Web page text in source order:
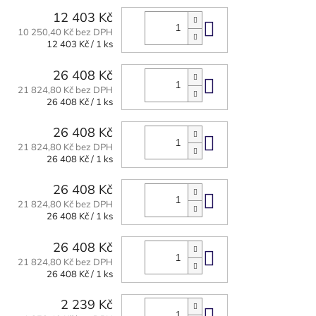
12 403 Kč
10 250,40 Kč bez DPH
Měrná
12 403 Kč / 1 ks Do košíku
26 408 Kč
21 824,80 Kč bez DPH
Měrná
26 408 Kč / 1 ks Do košíku
26 408 Kč
21 824,80 Kč bez DPH
Měrná
26 408 Kč / 1 ks Do košíku
26 408 Kč
21 824,80 Kč bez DPH
Měrná
26 408 Kč / 1 ks Do košíku
26 408 Kč
21 824,80 Kč bez DPH
Měrná
26 408 Kč / 1 ks Do košíku
2 239 Kč